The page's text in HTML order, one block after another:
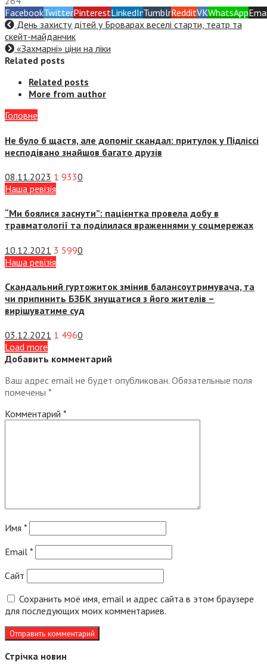
FacebookTwitterPinterestLinkedInTumblrRedditVKWhatsApp
День захисту дітей у Броварах веселі старти, театр та
скейт-майданчик
«Захмарні» ціни на ліки
Related posts
Related posts
More from author
Головне
Не було б щастя, але допоміг скандал: притулок у Підліссі
несподівано знайшов багато друзів
08.11.2023 1 9330
Наша ревізія
“Ми боялися заснути”: пацієнтка провела добу в
травматології та поділилася враженнями у соцмережах
10.12.2021 3 5990
Наша ревізія
Скандальний гуртожиток змінив балансоутримувача, та
чи припинить БЗБК знущатися з його жителів –
вирішуватиме суд
03.12.2021 1 4960
Load more
Добавить комментарий
Ваш адрес email не будет опубликован. Обязательные поля
помечены *
Комментарий *
Имя *
Email *
Сайт
Сохранить моё имя, email и адрес сайта в этом браузере
для последующих моих комментариев.
Стрічка новин